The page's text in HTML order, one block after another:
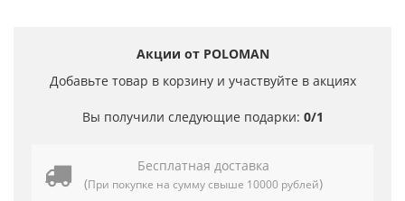
Акции от POLOMAN
Добавьте товар в корзину и участвуйте в акциях
Вы получили следующие подарки: 0/1
Бесплатная доставка
(При покупке на сумму свыше 10000 рублей)